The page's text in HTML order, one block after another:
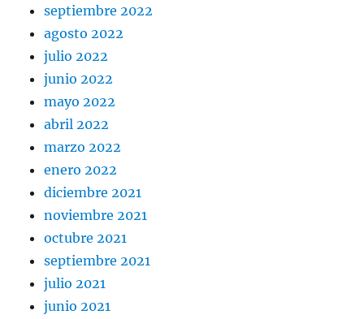
septiembre 2022
agosto 2022
julio 2022
junio 2022
mayo 2022
abril 2022
marzo 2022
enero 2022
diciembre 2021
noviembre 2021
octubre 2021
septiembre 2021
julio 2021
junio 2021